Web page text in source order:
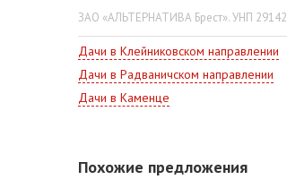
ЗАО «АЛЬТЕРНАТИВА Брест». УНП
Дачи в Клейниковском направлении
Дачи в Радваничском направлении
Дачи в Каменце
Похожие предложения